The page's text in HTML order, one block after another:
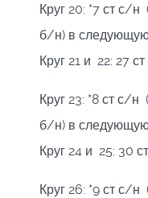
Круг 20: *7 ст с/
б/н) в следующую
Круг 21 и 22: 27
Круг 23: *8 ст с/
б/н) в следующую
Круг 24 и 25: 30
Круг 26: *9 ст с/